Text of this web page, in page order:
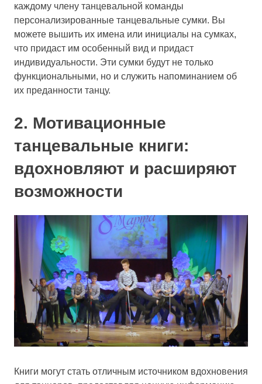
каждому члену танцевальной команды
персонализированные танцевальные сумки. Вы
можете вышить их имена или инициалы на сумках,
что придаст им особенный вид и придаст
индивидуальности. Эти сумки будут не только
функциональными, но и служить напоминанием об
их преданности танцу.
2. Мотивационные
танцевальные книги:
вдохновляют и расширяют
возможности
Книги могут стать отличным источником вдохновения